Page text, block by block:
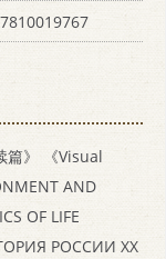
篇》
《Visual
AND
OF LIFE
РОССИИ ХХ